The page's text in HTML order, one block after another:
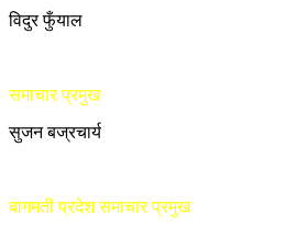
विदुर फुँयाल
समाचार प्रमुख
सुजन बज्रचार्य
बागमती प्रदेश समाचार प्रमुख